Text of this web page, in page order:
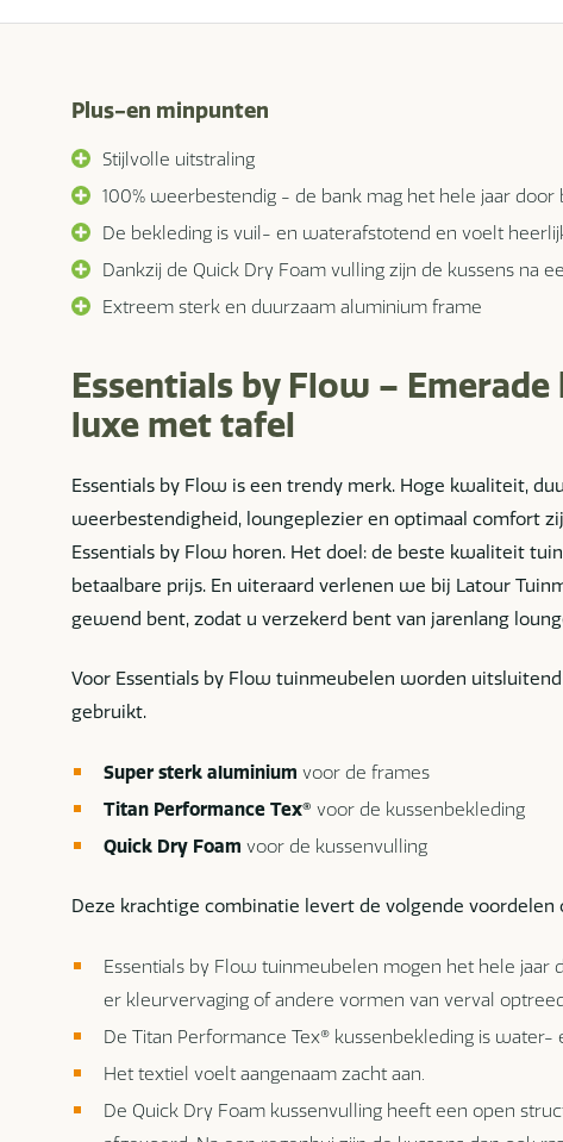
Plus-en minpunten
Stijlvolle uitstraling
100% weerbestendig - de bank mag het hele jaar door
De bekleding is vuil- en waterafstotend en voelt
Dankzij de Quick Dry Foam vulling zijn de kussens na
Extreem sterk en duurzaam aluminium frame
Essentials by Flow –
luxe met tafel
Essentials by Flow is een trendy merk. Hoge kwaliteit,
weerbestendigheid, loungeplezier en optimaal comfort
Essentials by Flow horen. Het doel: de beste kwaliteit
betaalbare prijs. En uiteraard verlenen we bij Latour
gewend bent, zodat u verzekerd bent van jarenlang
Voor Essentials by Flow tuinmeubelen worden
gebruikt.
Super sterk aluminium voor de frames
Titan Performance Tex® voor de kussenbekleding
Quick Dry Foam voor de kussenvulling
Deze krachtige combinatie levert de volgende voordelen
Essentials by Flow tuinmeubelen mogen het hele jaar
er kleurvervaging of andere vormen van verval
De Titan Performance Tex® kussenbekleding is water-
Het textiel voelt aangenaam zacht aan.
De Quick Dry Foam kussenvulling heeft een open